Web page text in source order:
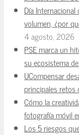
Día
volumen, ¿por
4 agosto, 2026
PSE marca un
su ecosistema
UCompensar
principales retos
Cómo la
fotografía móvil
Los 5 riesgos